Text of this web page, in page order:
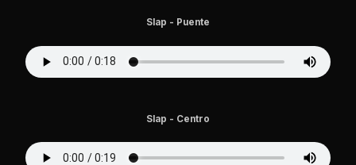
Slap - Puente
Slap - Centro